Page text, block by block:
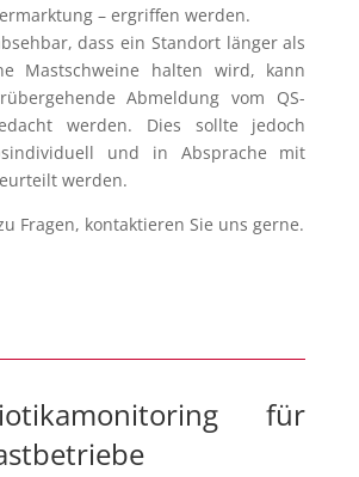
– ergriffen werden.
dass ein Standort länger als
Mastschweine halten wird, kann
Abmeldung vom QS-
werden. Dies sollte jedoch
und in Absprache mit
werden.
Fragen, kontaktieren Sie uns gerne.
für